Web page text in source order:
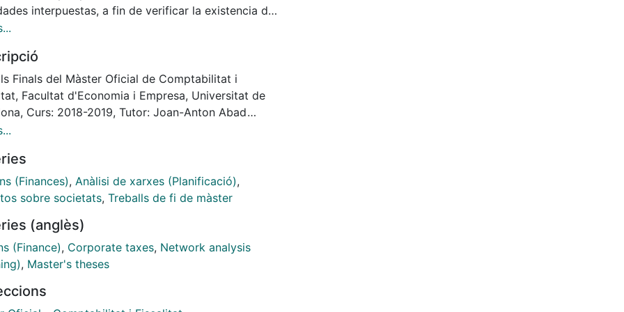
interpuestas, a fin de verificar la existencia de
ante dichas estructuras. No obstante, aunque
válida, muchos contribuyentes la utilizan con un
eludir los altos tipos impositivos del
sobre la Renta de las Personas Físicas para
del tipo general fijo del Impuesto sobre
Por ello, dicha interposición puede dar lugar
de operaciones vinculadas y la doctrina del
del velo. Sin embargo, se debe establecer
claro y conciso de las actuaciones
Finals del Màster Oficial de Comptabilitat i
Facultat d'Economia i Empresa, Universitat de
Curs: 2018-2019, Tutor: Joan-Anton Abad
(Finances), Anàlisi de xarxes (Planificació),
sobre societats, Treballs de fi de màster
(anglès)
(Finance), Corporate taxes, Network analysis
, Master's theses